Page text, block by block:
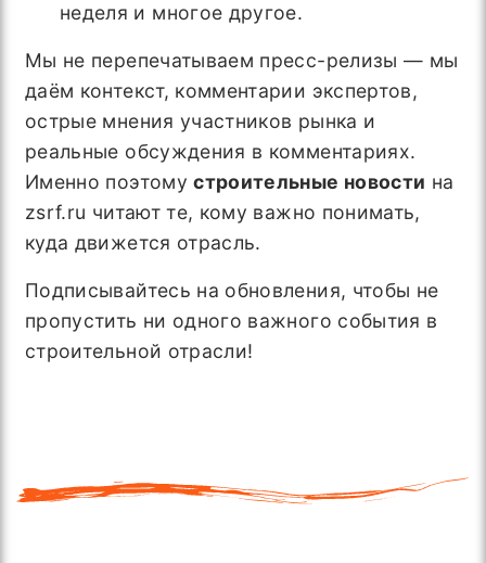
неделя и многое другое.
Мы не перепечатываем пресс-релизы — мы
даём контекст, комментарии экспертов,
острые мнения участников рынка и
реальные обсуждения в комментариях.
Именно поэтомустроительные новости на
zsrf.ru читают те, кому важно понимать,
куда движется отрасль.
Подписывайтесь на обновления, чтобы не
пропустить ни одного важного события в
строительной отрасли!